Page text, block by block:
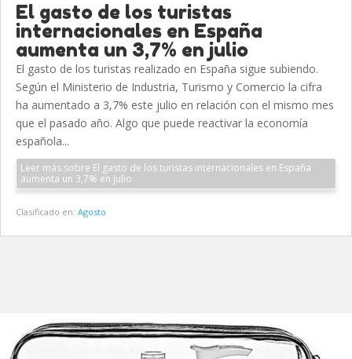
El gasto de los turistas
internacionales en España
aumenta un 3,7% en julio
El gasto de los turistas realizado en España sigue subiendo.
Según el Ministerio de Industria, Turismo y Comercio la cifra
ha aumentado a 3,7% este julio en relación con el mismo mes
que el pasado año. Algo que puede reactivar la economía
española...
Leer más sobre El gasto de los turistas internacionales en España
aumenta un 3,7% en julio
Clasificado en: Agosto